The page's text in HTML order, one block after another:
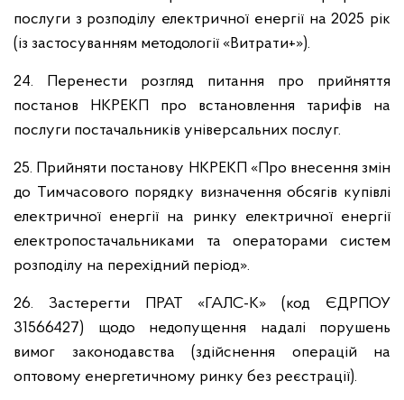
послуги з розподілу електричної енергії на 2025 рік
(із застосуванням методології «Витрати+»).
24. Перенести розгляд питання про прийняття
постанов НКРЕКП про встановлення тарифів на
послуги постачальників універсальних послуг.
25. Прийняти постанову НКРЕКП «Про внесення змін
до Тимчасового порядку визначення обсягів купівлі
електричної енергії на ринку електричної енергії
електропостачальниками та операторами систем
розподілу на перехідний період».
26. Застерегти ПРАТ «ГАЛС-К» (код ЄДРПОУ
31566427) щодо недопущення надалі порушень
вимог законодавства (здійснення операцій на
оптовому енергетичному ринку без реєстрації).